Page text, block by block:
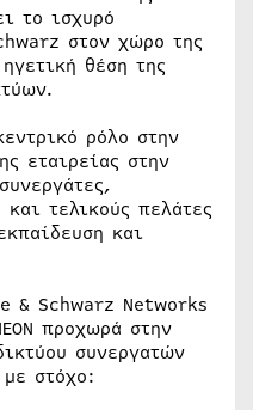
το ισχυρό
στον χώρο της
θέση της
ρόλο στην
εταιρείας στην
τελικούς πελάτες
και
& Schwarz Networks
προχωρά στην
συνεργατών
στόχο: